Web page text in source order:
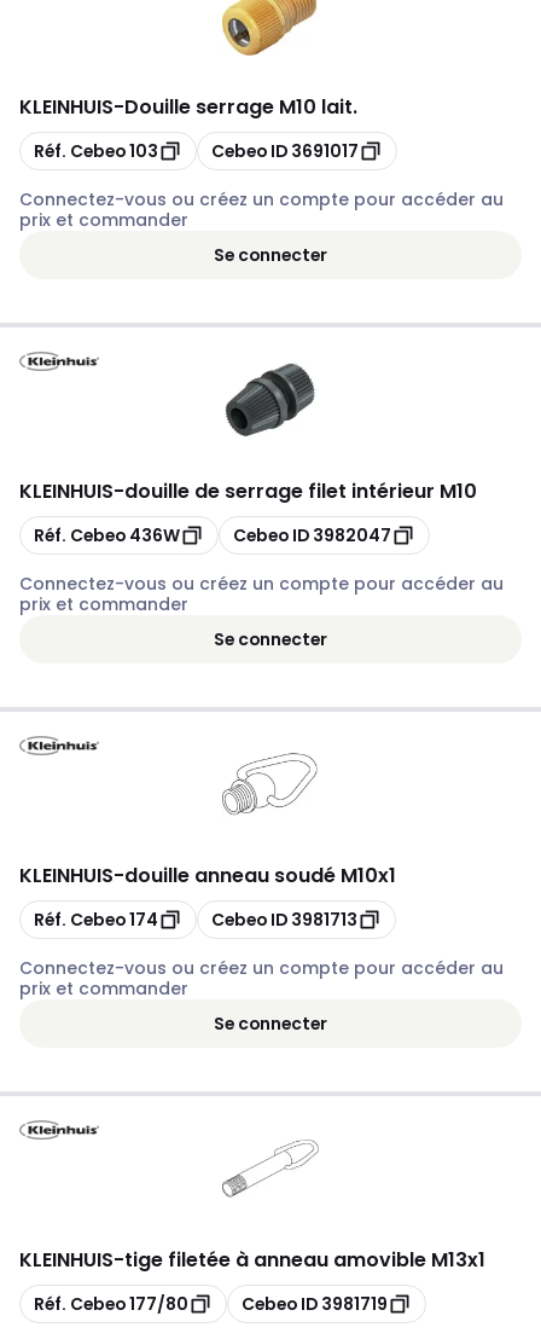
KLEINHUIS-Douille serrage M10 lait.
Copier
Réf. Cebeo103 Copier
Cebeo ID 3691017
Connectez-vous ou créez un compte pour accéder au
prix et commander
Se connecter
KLEINHUIS-douille de serrage filet intérieur M10
Copier
Réf. Cebeo 436W Copier
Cebeo ID 3982047
Connectez-vous ou créez un compte pour accéder au
prix et commander
Se connecter
KLEINHUIS-douille anneau soudé M10x1
Copier
Réf. Cebeo174 Copier
Cebeo ID 3981713
Connectez-vous ou créez un compte pour accéder au
prix et commander
Se connecter
KLEINHUIS-tige filetée à anneau amovible M13x1
Copier
Réf. Cebeo177/80 Copier
Cebeo ID 3981719